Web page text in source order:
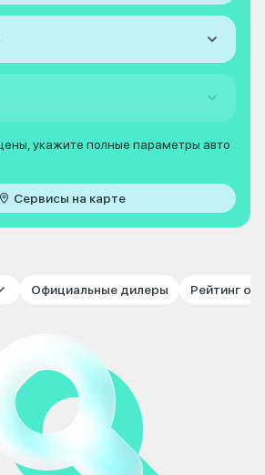
укажите полные параметры авто
Сервисы на карте
Официальные дилеры Рейтинг